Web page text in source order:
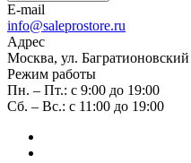
E-mail
info@saleprostore.ru
Адрес
Москва, ул. Багратионовский
Режим работы
Пн. – Пт.: с 9:00 до 19:00
Сб. – Вс.: с 11:00 до 19:00